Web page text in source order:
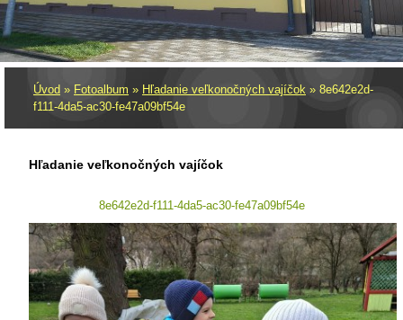
Úvod » Fotoalbum » Hľadanie veľkonočných vajíčok » 8e642e2d-
f111-4da5-ac30-fe47a09bf54e
Hľadanie veľkonočných vajíčok
8e642e2d-f111-4da5-ac30-fe47a09bf54e